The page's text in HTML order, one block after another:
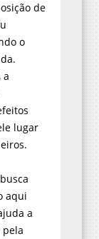
de
o
a
lugar
aqui
a